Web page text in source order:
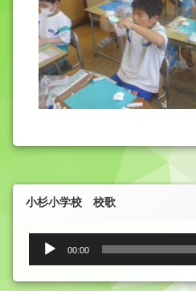
小杉小学校 校歌
プ
レ
00:00